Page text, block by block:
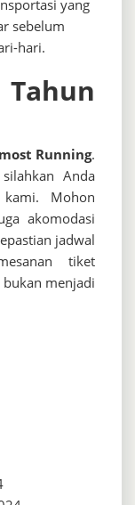
yang
sebelum
hari.
Running.
Anda
kami. Mohon
akomodasi
jadwal
tiket
menjadi